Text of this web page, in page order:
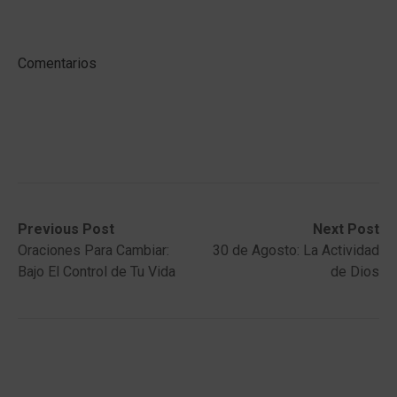
Comentarios
Post
navigation
Previous Post
Previous
post:Oraciones Para Cambiar:
Bajo El Control de Tu Vida
Next Post
Next
post:
30 de Agosto: La Actividad
de Dios